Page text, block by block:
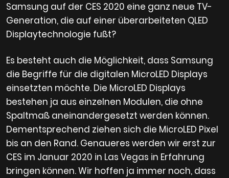
Samsung auf der CES 2020 eine ganz neue TV-
Generation, die auf einer überarbeiteten QLED
Displaytechnologie fußt?
Es besteht auch die Möglichkeit, dass Samsung
die Begriffe für die digitalen MicroLED Displays
einsetzten möchte. Die MicroLED Displays
bestehen ja aus einzelnen Modulen, die ohne
Spaltmaß aneinandergesetzt werden können.
Dementsprechend ziehen sich die MicroLED Pixel
bis an den Rand. Genaueres werden wir erst zur
CES im Januar 2020 in Las Vegas in Erfahrung
bringen können. Wir hoffen ja immer noch, dass